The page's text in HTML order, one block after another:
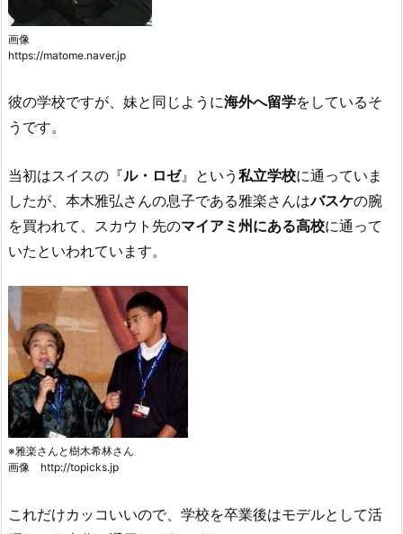
画像
https://matome.naver.jp
彼の学校ですが、妹と同じように海外へ留学をしているそ
うです。
当初はスイスの『ル・ロゼ』という 私立学校に通っていま
したが、本木雅弘さんの息子である雅楽さんはバスケの腕
を買われて、スカウト先のマイアミ州にある高校に通って
いたといわれています。
※雅楽さんと樹木希林さん
画像 http://topicks.jp
これだけカッコいいので、学校を卒業後はモデルとして活